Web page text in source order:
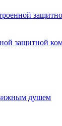
защитной
душем